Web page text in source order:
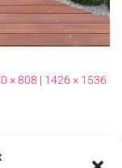
× 808 | 1426 × 1536